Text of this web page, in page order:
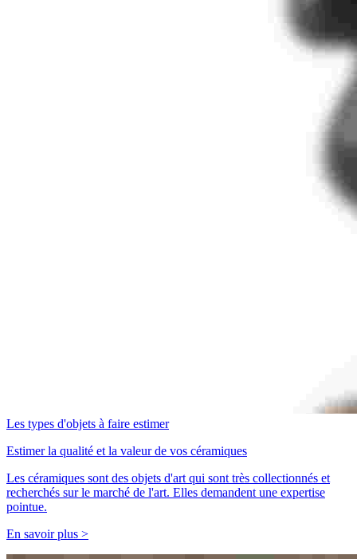
Les types d'objets à faire estimer
Estimer la qualité et la valeur de vos céramiques
Les céramiques sont des objets d'art qui sont très collectionnés et
recherchés sur le marché de l'art. Elles demandent une expertise
pointue.
En savoir plus >